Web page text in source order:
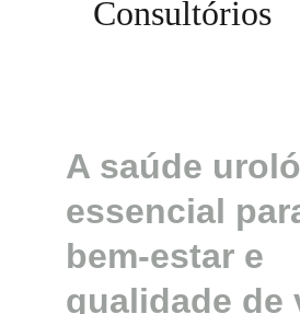
Consultórios
A saúde
essencial
bem-estar e
qualidade de